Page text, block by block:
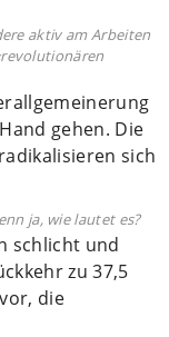
aktiv am Arbeiten
gehen. Die
sich
ja, wie lautet es?
schlicht und
zu 37,5
die